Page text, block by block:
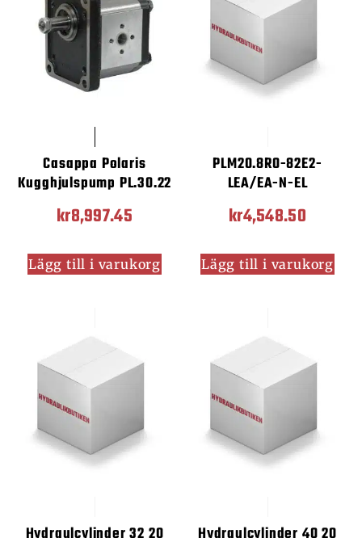
Casappa Polaris
Kugghjulspump PL.30.22
kr8,997.45
Lägg till i varukorg
PLM20.8R0-82E2-
LEA/EA-N-EL
kr4,548.50
Lägg till i varukorg